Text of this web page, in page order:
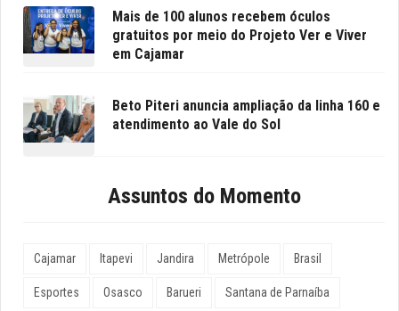
Mais de 100 alunos recebem óculos
gratuitos por meio do Projeto Ver e Viver
em Cajamar
Beto Piteri anuncia ampliação da linha 160 e
atendimento ao Vale do Sol
Assuntos do Momento
Cajamar Itapevi Jandira Metrópole Brasil
Esportes Osasco Barueri Santana de Parnaíba